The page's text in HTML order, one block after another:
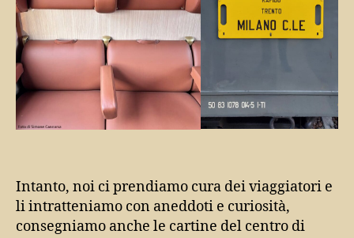
Intanto, noi ci prendiamo cura dei viaggiatori e
li intratteniamo con aneddoti e curiosità,
consegniamo anche le cartine del centro di